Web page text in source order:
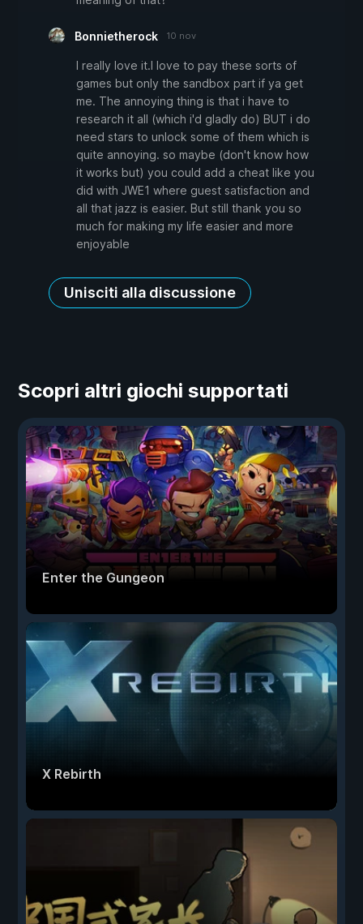
Bonnietherock 10 nov
I really love it.I love to pay these sorts of
games but only the sandbox part if ya get
me. The annoying thing is that i have to
research it all (which i'd gladly do) BUT i do
need stars to unlock some of them which is
quite annoying. so maybe (don't know how
it works but) you could add a cheat like you
did with JWE1 where guest satisfaction and
all that jazz is easier. But still thank you so
much for making my life easier and more
enjoyable
Unisciti alla discussione
Scopri altri giochi supportati
Enter the Gungeon
X Rebirth